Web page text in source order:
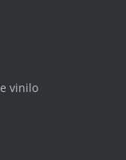
vinilo